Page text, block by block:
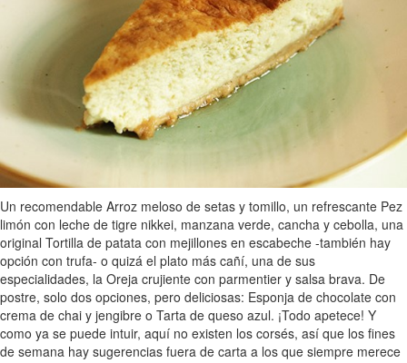
Un recomendable Arroz meloso de setas y tomillo, un refrescante Pez
limón con leche de tigre nikkei, manzana verde, cancha y cebolla, una
original Tortilla de patata con mejillones en escabeche -también hay
opción con trufa- o quizá el plato más cañí, una de sus
especialidades, la Oreja crujiente con parmentier y salsa brava. De
postre, solo dos opciones, pero deliciosas: Esponja de chocolate con
crema de chai y jengibre o Tarta de queso azul. ¡Todo apetece! Y
como ya se puede intuir, aquí no existen los corsés, así que los fines
de semana hay sugerencias fuera de carta a los que siempre merece